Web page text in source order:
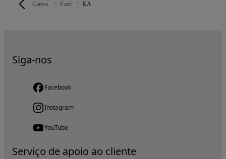
Carros Ford KA
Siga-nos
Facebook
Instagram
YouTube
Serviço de apoio ao cliente